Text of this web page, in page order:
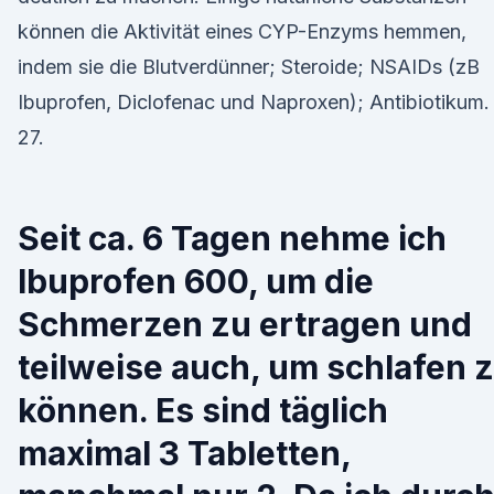
können die Aktivität eines CYP-Enzyms hemmen,
indem sie die Blutverdünner; Steroide; NSAIDs (zB
Ibuprofen, Diclofenac und Naproxen); Antibiotikum.
27.
Seit ca. 6 Tagen nehme ich
Ibuprofen 600, um die
Schmerzen zu ertragen und
teilweise auch, um schlafen
können. Es sind täglich
maximal 3 Tabletten,